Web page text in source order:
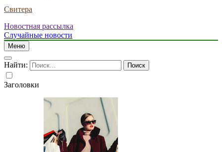
Свитера
Новостная рассылка
Случайные новости
Меню
Найти:
Заголовки